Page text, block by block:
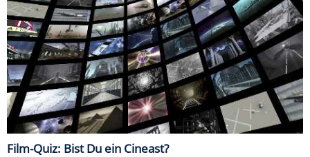
Film-Quiz: Bist Du ein Cineast?